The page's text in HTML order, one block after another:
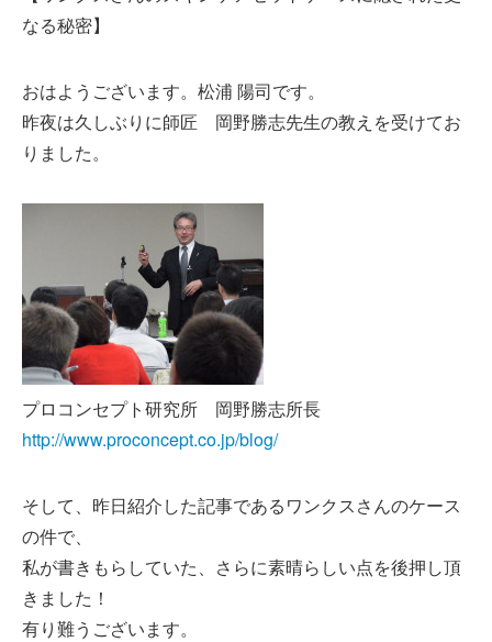
なる秘密】
おはようございます。松浦 陽司です。
昨夜は久しぶりに師匠 岡野勝志先生の教えを受けてお
りました。
プロコンセプト研究所 岡野勝志所長
http://www.proconcept.co.jp/blog/
そして、昨日紹介した記事であるワンクスさんのケース
の件で、
私が書きもらしていた、さらに素晴らしい点を後押し頂
きました！
有り難うございます。